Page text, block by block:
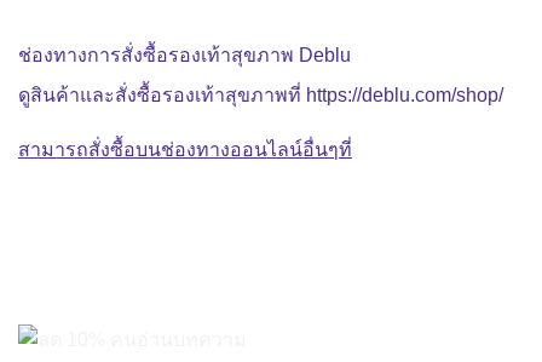
ช่องทางการสั่งซื้อรองเท้าสุขภาพ Deblu
ดูสินค้าและสั่งซื้อรองเท้าสุขภาพที่ https://deblu.com/shop/
สามารถสั่งซื้อบนช่องทางออนไลน์อื่นๆที่